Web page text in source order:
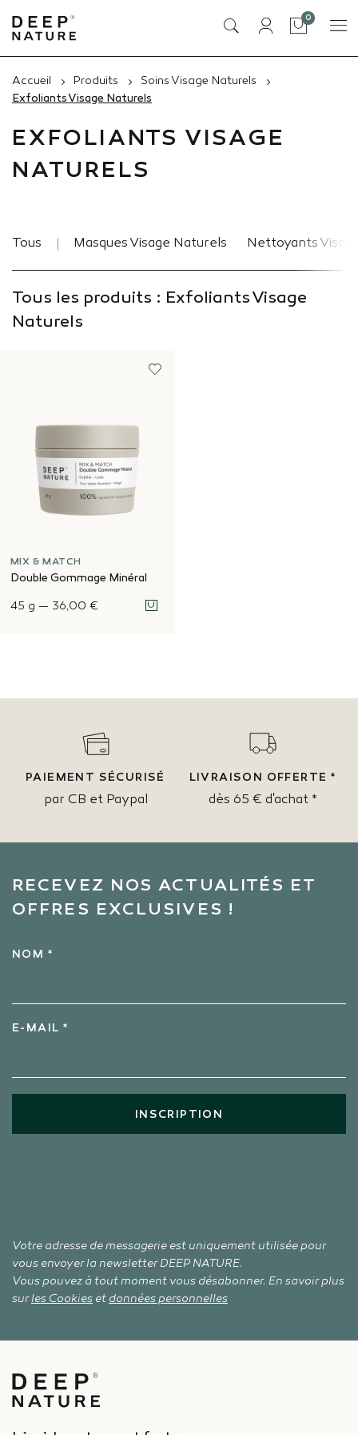
Panier
0articles
Accueil Produits
Soins Visage Naturels
Exfoliants Visage Naturels
EXFOLIANTS VISAGE
NATURELS
Tous Masques Visage Naturels Nettoyants
Tous les produits : Exfoliants Visage
Naturels
MIX & MATCH
Double Gommage Minéral
45 g — 36,00 €
PAIEMENT SÉCURISÉ
par CB et Paypal
LIVRAISON OFFERTE *
dès 65 € d'achat *
RECEVEZ NOS ACTUALITÉS ET
OFFRES EXCLUSIVES !
NOM *
E-MAIL *
INSCRIPTION
Votre adresse de messagerie est uniquement utilisée pour
vous envoyer la newsletter DEEP NATURE.
Vous pouvez à tout moment vous désabonner. En savoir plus
surles Cookies et données personnelles